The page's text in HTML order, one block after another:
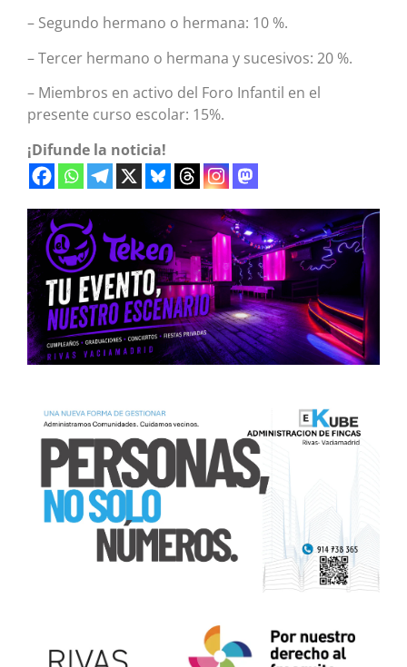
– Segundo hermano o hermana: 10 %.
– Tercer hermano o hermana y sucesivos: 20 %.
– Miembros en activo del Foro Infantil en el
presente curso escolar: 15%.
¡Difunde la noticia!